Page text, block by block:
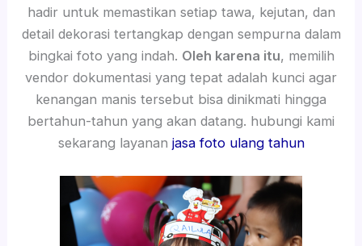
hadir untuk memastikan setiap tawa, kejutan, dan
detail dekorasi tertangkap dengan sempurna dalam
bingkai foto yang indah. Oleh karena itu, memilih
vendor dokumentasi yang tepat adalah kunci agar
kenangan manis tersebut bisa dinikmati hingga
bertahun-tahun yang akan datang. hubungi kami
sekarang layanan jasa foto ulang tahun